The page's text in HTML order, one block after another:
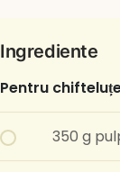
Ingrediente
Pentru
350 g